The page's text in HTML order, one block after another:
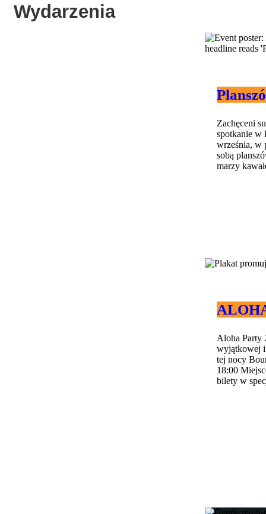
Wydarzenia
Zachęceni
spotkanie w
września, w
sobą
marzy
Aloha Party
wyjątkowej
tej nocy
18:00
bilety w